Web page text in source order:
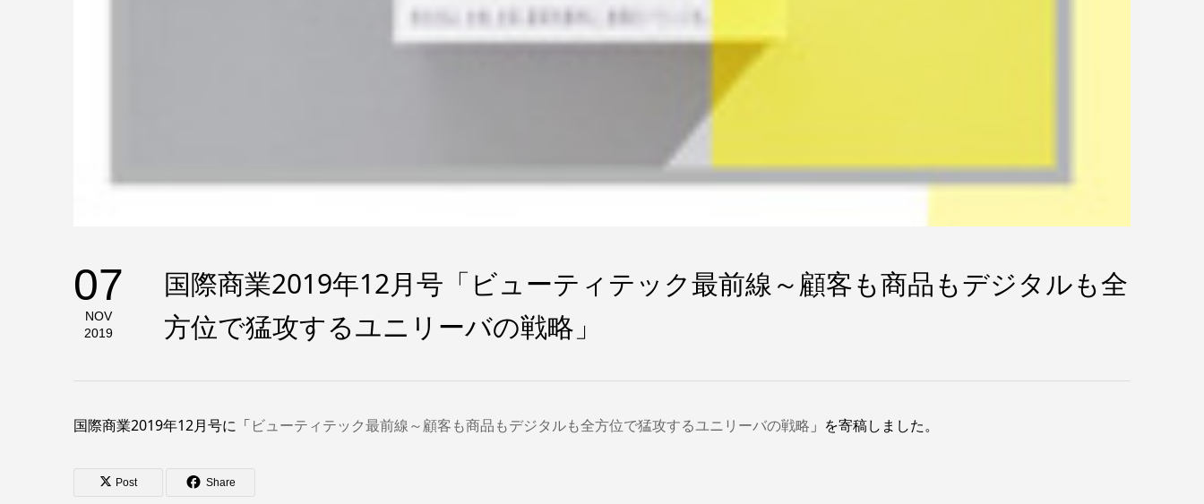
07
NOV
2019
国際商業2019年12月号「ビューティテック最前線～顧客も商品もデジタルも全
方位で猛攻するユニリーバの戦略」
国際商業2019年12月号に「ビューティテック最前線～顧客も商品もデジタルも全方位で猛攻するユニリーバの戦略 」を寄稿しました。
Post Share